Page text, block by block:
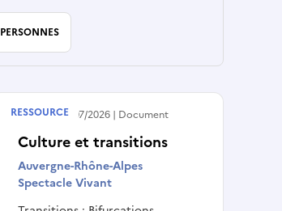
PERSONNES
Culture et transitions
Auvergne-Rhône-Alpes
Spectacle Vivant
Publié le29/07/2026 Document
RESSOURCE